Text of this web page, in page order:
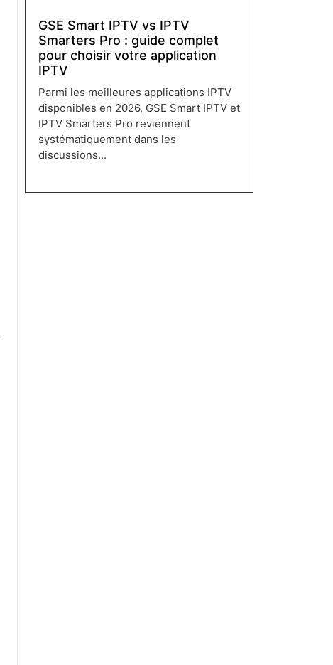
GSE Smart IPTV vs IPTV
Smarters Pro : guide complet
pour choisir votre application
IPTV
Parmi les meilleures applications IPTV
disponibles en 2026, GSE Smart IPTV et
IPTV Smarters Pro reviennent
systématiquement dans les
discussions...